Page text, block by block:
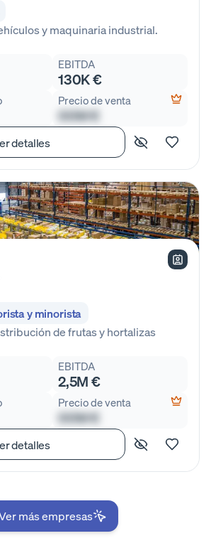
y maquinaria industrial.
EBITDA
130K €
Precio de venta
00M €
detalles
y minorista
de frutas y hortalizas
EBITDA
2,5M €
Precio de venta
00M €
detalles
más empresas